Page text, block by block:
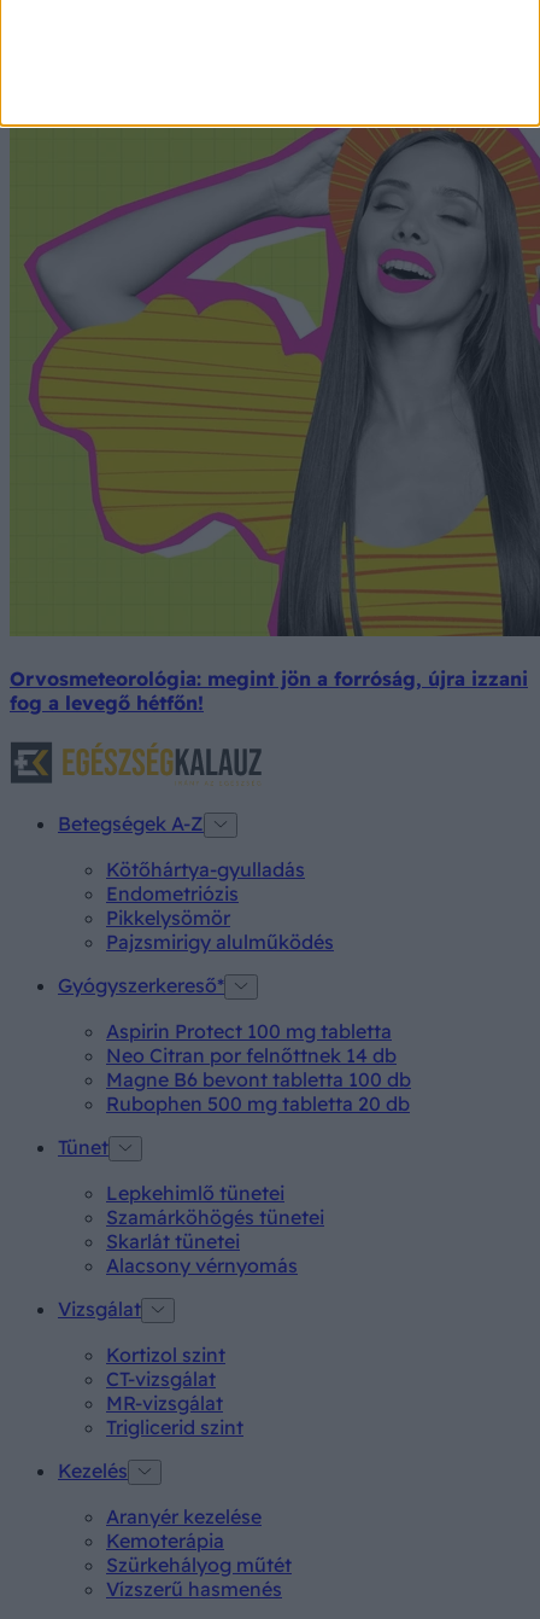
Orvosmeteorológia: megint jön a forróság, újra izzani
fog a levegő hétfőn!
Betegségek A-Z
Kötőhártya-gyulladás
Endometriózis
Pikkelysömör
Pajzsmirigy alulműködés
Gyógyszerkereső*
Aspirin Protect 100 mg tabletta
Neo Citran por felnőttnek 14 db
Magne B6 bevont tabletta 100 db
Rubophen 500 mg tabletta 20 db
Tünet
Lepkehimlő tünetei
Szamárköhögés tünetei
Skarlát tünetei
Alacsony vérnyomás
Vizsgálat
Kortizol szint
CT-vizsgálat
MR-vizsgálat
Triglicerid szint
Kezelés
Aranyér kezelése
Kemoterápia
Szürkehályog műtét
Vízszerű hasmenés